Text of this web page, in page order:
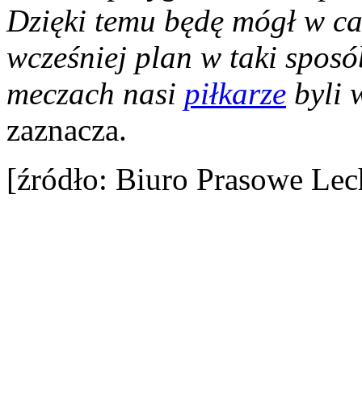
Dzięki temu będę mógł w
wcześniej plan w taki
meczach nasi piłkarze byli
zaznacza.
[źródło: Biuro Prasowe